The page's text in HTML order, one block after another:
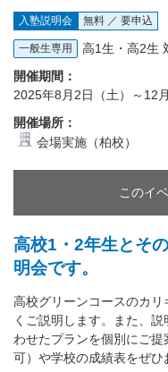
入塾説明会 無料 ／ 要申込
一般生専用
高1生・高2生
開催期間：
2025年8月2日（土）～12
開催場所：
会場実施（柏校）
このイ
高校1・2年生とそ
明会です。
高校グリーンコースのカ
くご説明します。また、
わせたプランを個別にご
可）や学校の成績表をぜひ